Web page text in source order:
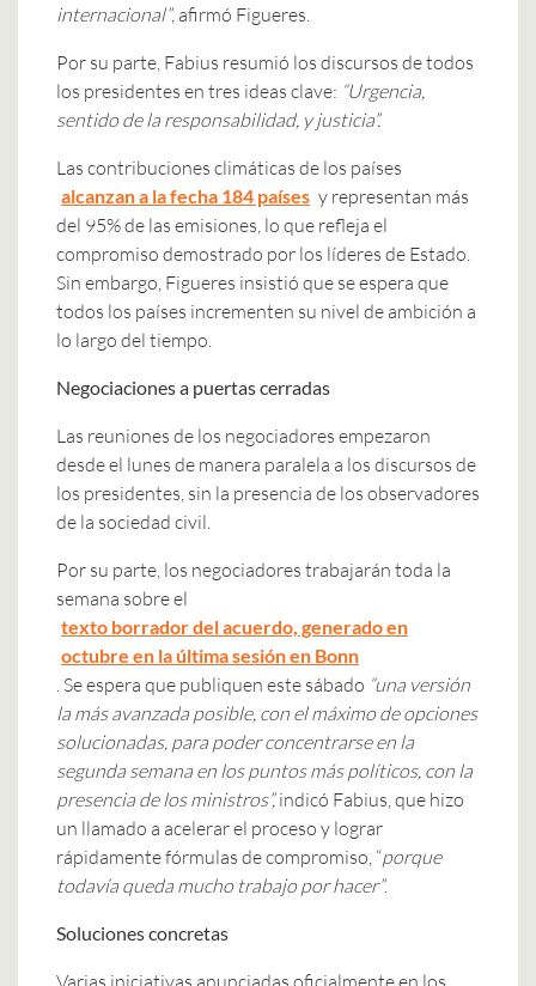
internacional”, afirmó Figueres.
Por su parte, Fabius resumió los discursos de todos
los presidentes en tres ideas clave: “Urgencia,
sentido de la responsabilidad, y justicia”.
Las contribuciones climáticas de los países
alcanzan a la fecha 184 países y representan más
del 95% de las emisiones, lo que refleja el
compromiso demostrado por los líderes de Estado.
Sin embargo, Figueres insistió que se espera que
todos los países incrementen su nivel de ambición a
lo largo del tiempo.
Negociaciones a puertas cerradas
Las reuniones de los negociadores empezaron
desde el lunes de manera paralela a los discursos de
los presidentes, sin la presencia de los observadores
de la sociedad civil.
Por su parte, los negociadores trabajarán toda la
semana sobre el
texto borrador del acuerdo, generado en
octubre en la última sesión en Bonn
. Se espera que publiquen este sábado “una versión
la más avanzada posible, con el máximo de opciones
solucionadas, para poder concentrarse en la
segunda semana en los puntos más políticos, con la
presencia de los ministros”,indicó Fabius, que hizo
un llamado a acelerar el proceso y lograr
rápidamente fórmulas de compromiso, “porque
todavía queda mucho trabajo por hacer”.
Soluciones concretas
Varias iniciativas anunciadas oficialmente en los